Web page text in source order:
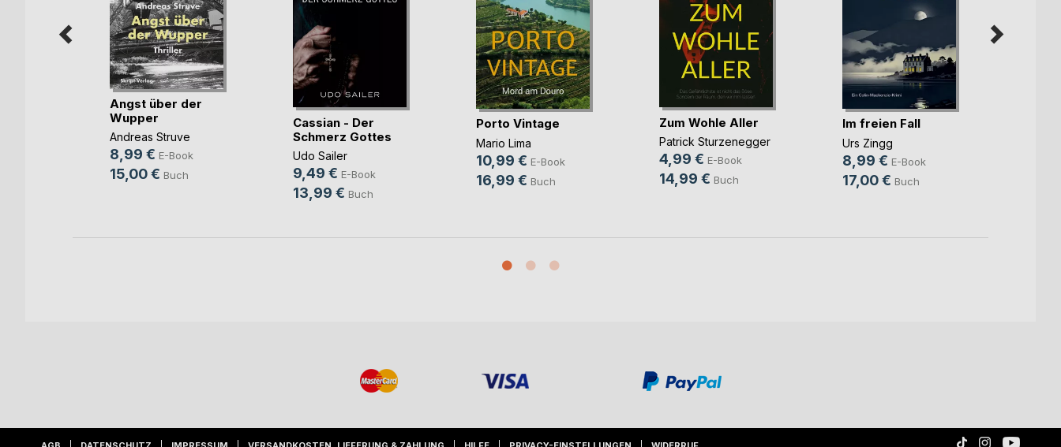
Angst über der
Wupper
Andreas Struve
8,99 € E-Book
15,00 € Buch
Cassian - Der
Schmerz Gottes
Udo Sailer
9,49 € E-Book
13,99 € Buch
Porto Vintage
Mario Lima
10,99 € E-Book
16,99 € Buch
Zum Wohle Aller
Patrick Sturzenegger
4,99 € E-Book
14,99 € Buch
Im freien Fall
Urs Zingg
8,99 € E-Book
17,00 € Buch